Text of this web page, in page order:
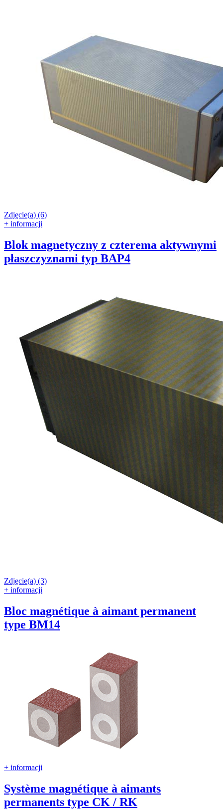
Zdjęcie(a) (6)
+ informacji
Blok magnetyczny z czterema aktywnymi
płaszczyznami typ BAP4
Zdjęcie(a) (3)
+ informacji
Bloc magnétique à aimant permanent
type BM14
+ informacji
Système magnétique à aimants
permanents type CK / RK